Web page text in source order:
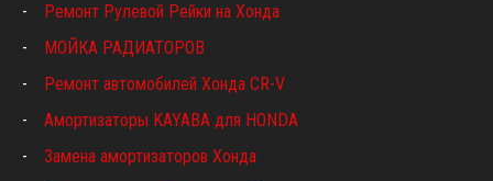
Ремонт Рулевой Рейки на Хонда
МОЙКА РАДИАТОРОВ
Ремонт автомобилей Хонда CR-V
Амортизаторы KAYABA для HONDA
Замена амортизаторов Хонда